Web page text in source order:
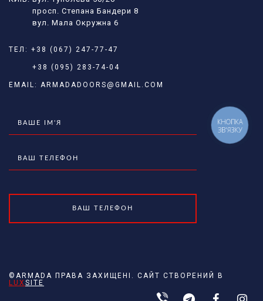
просп. Степана Бандери 8
вул. Мала Окружна 6
ТЕЛ: +38 (067) 247-77-47
+38 (095) 283-74-04
EMAIL: ARMADADOORS@GMAIL.COM
©ARMADA ПРАВА ЗАХИЩЕНІ. САЙТ СТВОРЕНИЙ В
LUX SITE
КНОПКА
ЗВ'ЯЗКУ